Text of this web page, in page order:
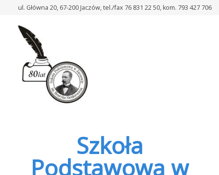
ul. Główna 20, 67-200 Jaczów, tel./fax 76 831 22 50, kom. 793 427 706
Szkoła
Podstawowa w